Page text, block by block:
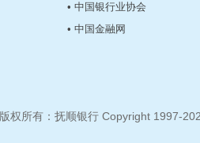
• 中国银行业协会
• 中国金融网
版权所有：抚顺银行 Copyright 1997-